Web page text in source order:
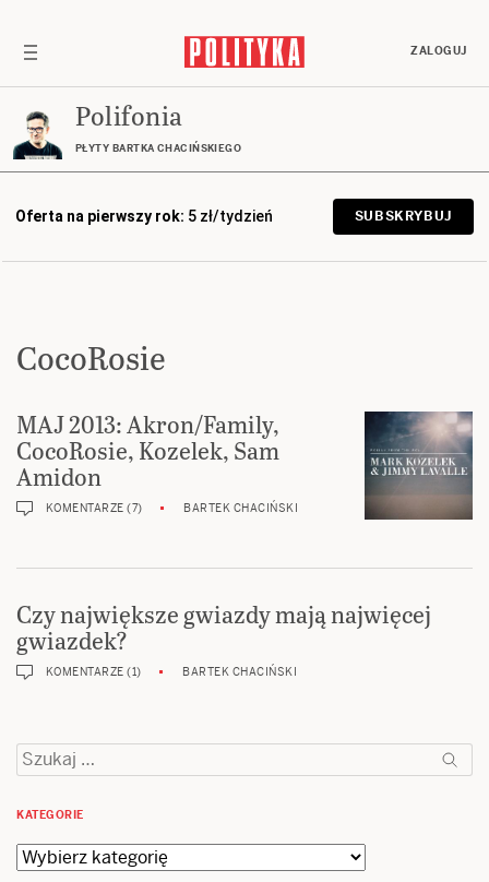
ZALOGUJ
Polifonia
PŁYTY BARTKA CHACIŃSKIEGO
Oferta na pierwszy rok: 5 zł/tydzień SUBSKRYBUJ
CocoRosie
MAJ 2013: Akron/Family,
CocoRosie, Kozelek, Sam
Amidon
KOMENTARZE (7) BARTEK CHACIŃSKI
Czy największe gwiazdy mają najwięcej
gwiazdek?
KOMENTARZE (1) BARTEK CHACIŃSKI
Szukaj:
KATEGORIE
Kategorie